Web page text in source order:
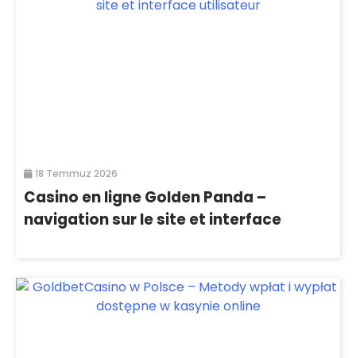
18 Temmuz 2026
Casino en ligne Golden Panda –
navigation sur le site et interface